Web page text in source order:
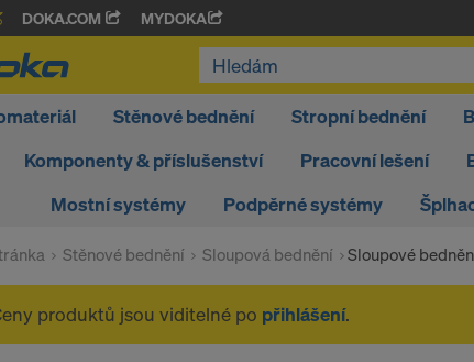
DOKA.COM MYDOKA
Stěnové bednění Stropní bednění
Komponenty & příslušenství
Pracovní lešení
Mostní systémy
Podpěrné systémy
Stěnové bednění Sloupová bednění Sloupové
produktů jsou viditelné po přihlášení.